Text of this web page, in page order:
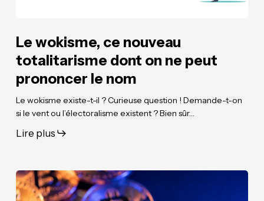
nom
nom
Le wokisme, ce nouveau
totalitarisme dont on ne peut
prononcer le nom
Le wokisme existe-t-il ? Curieuse question ! Demande-t-on
si le vent ou l’électoralisme existent ? Bien sûr…
Lire plus
Accompagner
la
Accompagner
la